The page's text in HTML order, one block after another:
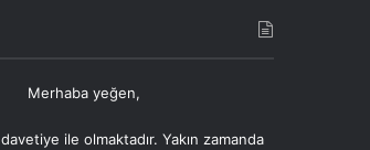
Merhaba yeğen,
davetiye ile olmaktadır. Yakın zamanda